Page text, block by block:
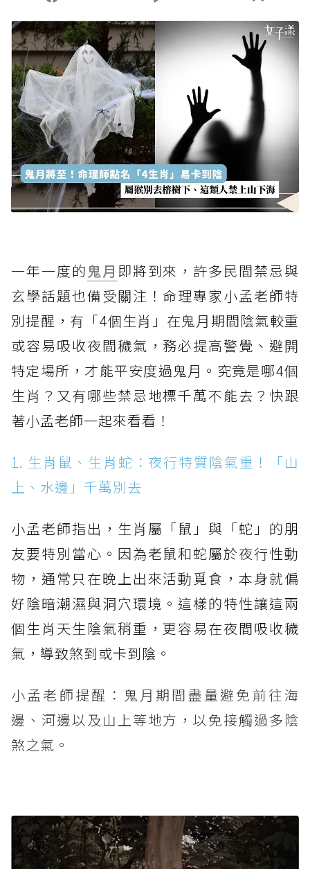
一年一度的鬼月 即將到來，許多民間禁忌與
玄學話題也備受關注！命理專家小孟老師特
別提醒，有「4個生肖」在鬼月期間陰氣較重
或容易吸收夜間穢氣，務必提高警覺、避開
特定場所，才能平安度過鬼月。究竟是哪4個
生肖？又有哪些禁忌地標千萬不能去？快跟
著小孟老師一起來看看！
1. 生肖鼠、生肖蛇：夜行特質陰氣重！「山
上、水邊」千萬別去
小孟老師指出，生肖屬「鼠」與「蛇」的朋
友要特別當心。因為老鼠和蛇屬於夜行性動
物，通常只在晚上出來活動覓食，本身就偏
好陰暗潮濕與洞穴環境。這樣的特性讓這兩
個生肖天生陰氣稍重，更容易在夜間吸收穢
氣，導致煞到或卡到陰。
小孟老師提醒：鬼月期間盡量避免前往海
邊、河邊以及山上等地方，以免接觸過多陰
煞之氣。